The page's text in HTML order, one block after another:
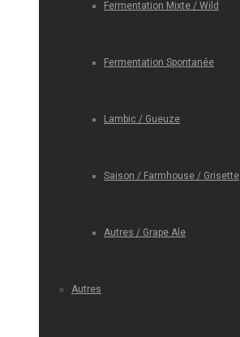
Fermentation Mixte / Wild
Fermentation Spontanée
Lambic / Gueuze
Saison / Farmhouse / Grisette
Autres / Grape Ale
Autres